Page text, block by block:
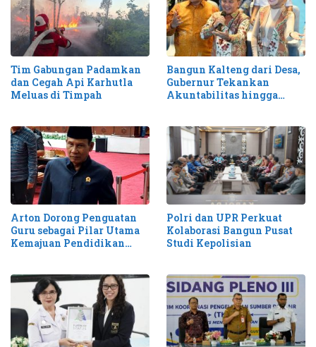
Tim Gabungan Padamkan
dan Cegah Api Karhutla
Meluas di Timpah
Bangun Kalteng dari Desa,
Gubernur Tekankan
Akuntabilitas hingga
Arton Dorong Penguatan
Guru sebagai Pilar Utama
Kemajuan Pendidikan
Polri dan UPR Perkuat
Kolaborasi Bangun Pusat
Studi Kepolisian